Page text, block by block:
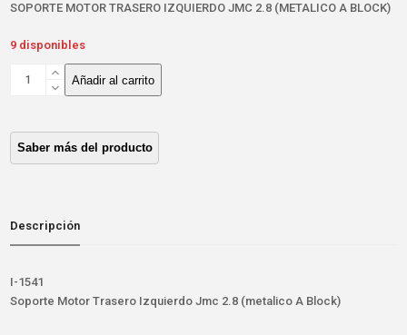
SOPORTE MOTOR TRASERO IZQUIERDO JMC 2.8 (METALICO A BLOCK)
9 disponibles
SOPORTE
IZQUIERDO
JMC
2.8
BLOCK)
cantidad
Añadir al carrito
Descripción
I-1541
Soporte Motor Trasero Izquierdo Jmc 2.8 (metalico A Block)